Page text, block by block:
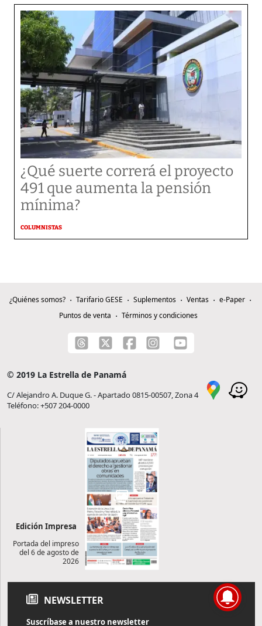
¿Qué suerte correrá el proyecto
491 que aumenta la pensión
mínima?
COLUMNISTAS
¿Quiénes somos? Tarifario GESE Suplementos Ventas
e-Paper
Puntos de venta
Términos y condiciones
© 2019 La Estrella de Panamá
C/ Alejandro A. Duque G. - Apartado 0815-00507, Zona 4
Teléfono: +507 204-0000
Edición Impresa
Portada del impreso
del 6 de agosto de
2026
NEWSLETTER
Suscríbase a nuestro newsletter